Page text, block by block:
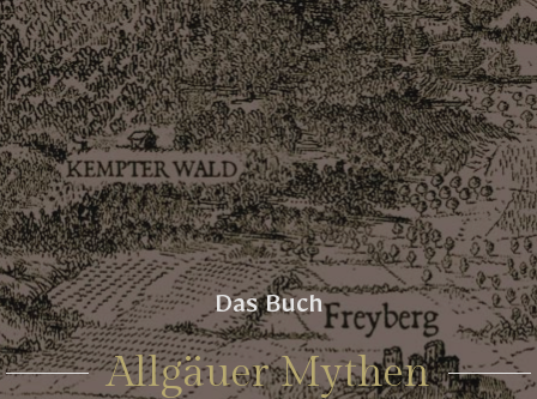
Das Buch
Allgäuer Mythen